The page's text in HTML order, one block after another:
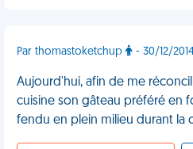
Par thomastoketchup - 30/12/
Aujourd'hui, afin de me
cuisine son gâteau préféré en
fendu en plein milieu durant la